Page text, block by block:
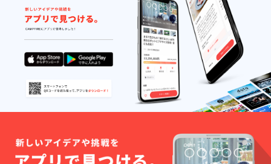
してく
れるは
ずで
す！
（この
リター
ンに添
付して
いる写
真はす
べてア
んに撮
影いた
だきま